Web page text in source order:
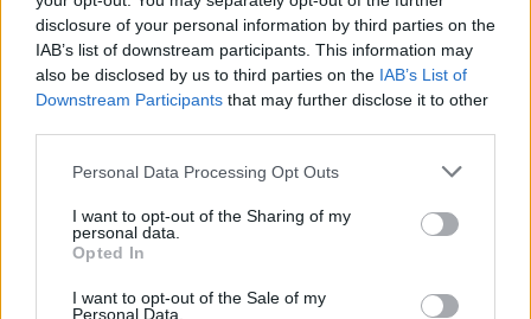
disclosure of your personal information by third parties on the
IAB’s list of downstream participants. This information may
also be disclosed by us to third parties on the IAB’s List of
Downstream Participants that may further disclose it to other
Personal Data Processing Opt Outs
I want to opt-out of the Sharing of my
personal data.
Opted In
I want to opt-out of the Sale of my
Personal Data.
ΟΙ ΕΚΔΗΛΩΣΕΙΣ ΜΑΣ